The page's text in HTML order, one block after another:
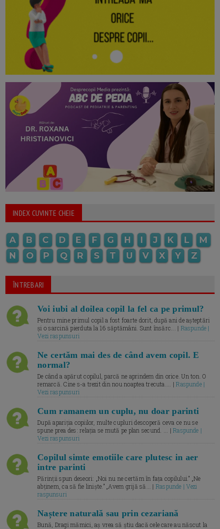
INDEX CUVINTE CHEIE
A B C D E F G H I J K L
M
N
O P Q R S T U V X Y Z
ÎNTREBARI
Voi iubi al doilea copil la fel ca pe primul?
Pentru mine primul copil a fost foarte dorit, după ani de așteptări
și o sarcină pierduta la 16 săptămâni. Sunt însărc... | Raspunde |
Vezi raspunsuri
Ne certăm mai des de când avem copil. E
normal?
De când a apărut copilul, parcă ne aprindem din orice. Un ton. O
remarcă. Cine s-a trezit din nou noaptea trecuta.... |Raspunde |
Vezi raspunsuri
Cum ramanem un cuplu, nu doar parinti
După apariția copiilor, multe cupluri descoperă ceva ce nu se
spune prea des: relația se mută pe plan secund. ... |Raspunde |
Vezi raspunsuri
Copilul simte emotiile care plutesc in aer
intre parinti
Părinții spun deseori: „Noi nu ne certăm în fața copilului.” „Ne
abținem, ca să fie liniște.” „Avem grijă să... | Raspunde | Vezi
raspunsuri
Naștere naturală sau prin cezariană
Bună, Dragi mămici, aș vrea să știu dacă cele care au născut la